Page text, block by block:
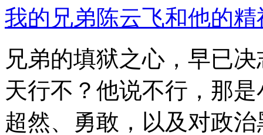
我的兄弟陈云飞和他的
兄弟的填狱之心，早已
天行不？他说不行，那
超然、勇敢，以及对政